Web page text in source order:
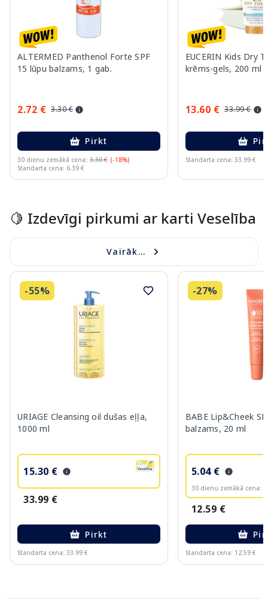
ALTERMED Panthenol Forte SPF
15 lūpu balzams, 1 gab.
2.72 € 3.30 €
Pirkt
30 dienu zemākā cena: 3.30 € (-18%)
Standarta cena: 6.39 €
EUCERIN Kids Dry
krēms-gels, 200 ml
13.60 € 33.99 €
Standarta cena: 33.99 €
🍋 Izdevīgi pirkumi ar karti Veselība
Vairāk...
-55%
URIAGE Cleansing oil dušas eļļa,
1000 ml
15.30 €
33.99 €
Pirkt
Standarta cena: 33.99 €
-27%
BABE Lip&Cheek
balzams, 20 ml
5.04 €
30 dienu zemākā cena:
12.59 €
Standarta cena: 12.59 €